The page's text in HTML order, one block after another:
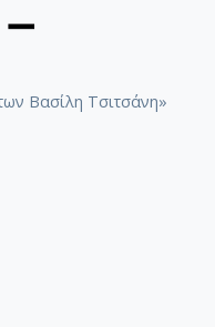
Βασίλη Τσιτσάνη»